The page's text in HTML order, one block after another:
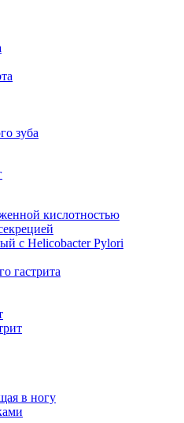
зуба
кислотностью
с Helicobacter Pylori
гастрита
в ногу